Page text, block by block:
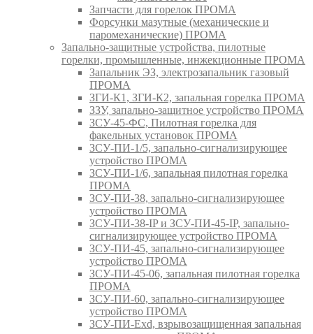
Запчасти для горелок ПРОМА
Форсунки мазутные (механические и
паромеханические) ПРОМА
Запально-защитные устройства, пилотные
горелки, промышленные, инжекционные ПРОМА
Запальник ЭЗ, электрозапальник газовый
ПРОМА
ЗГИ-К1, ЗГИ-К2, запальная горелка ПРОМА
ЗЗУ, запально-защитное устройство ПРОМА
ЗСУ-45-ФС, Пилотная горелка для
факельных установок ПРОМА
ЗСУ-ПИ-1/5, запально-сигнализирующее
устройство ПРОМА
ЗСУ-ПИ-1/6, запальная пилотная горелка
ПРОМА
ЗСУ-ПИ-38, запально-сигнализирующее
устройство ПРОМА
ЗСУ-ПИ-38-IP и ЗСУ-ПИ-45-IP, запально-
сигнализирующее устройство ПРОМА
ЗСУ-ПИ-45, запально-сигнализирующее
устройство ПРОМА
ЗСУ-ПИ-45-06, запальная пилотная горелка
ПРОМА
ЗСУ-ПИ-60, запально-сигнализирующее
устройство ПРОМА
ЗСУ-ПИ-Exd, взрывозащищенная запальная